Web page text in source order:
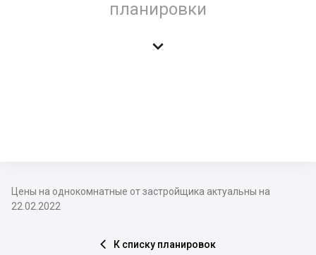
планировки

Цены на однокомнатные от застройщика актуальны на
22.02.2022
 К списку планировок